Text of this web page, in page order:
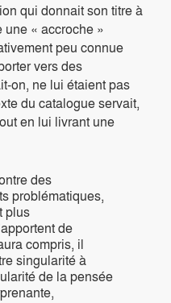
qui donnait son titre à
une « accroche »
peu connue
vers des
on, ne lui étaient pas
du catalogue servait,
en lui livrant une
des
problématiques,
plus
de
compris, il
singularité à
de la pensée